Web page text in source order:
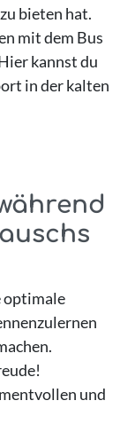
bieten hat.
mit dem Bus
kannst du
in der kalten
optimale
und